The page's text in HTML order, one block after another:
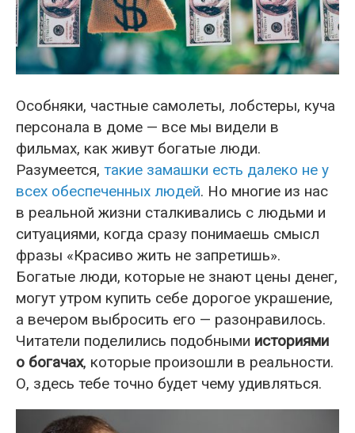
Особняки, частные самолеты, лобстеры, куча
персонала в доме — все мы видели в
фильмах, как живут богатые люди.
Разумеется, такие замашки есть далеко не у
всех обеспеченных людей. Но многие из нас
в реальной жизни сталкивались с людьми и
ситуациями, когда сразу понимаешь смысл
фразы «Красиво жить не запретишь».
Богатые люди, которые не знают цены денег,
могут утром купить себе дорогое украшение,
а вечером выбросить его — разонравилось.
Читатели поделились подобными историями
о богачах, которые произошли в реальности.
О, здесь тебе точно будет чему удивляться.